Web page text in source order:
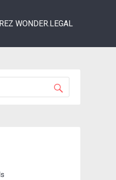
WONDER.LEGAL